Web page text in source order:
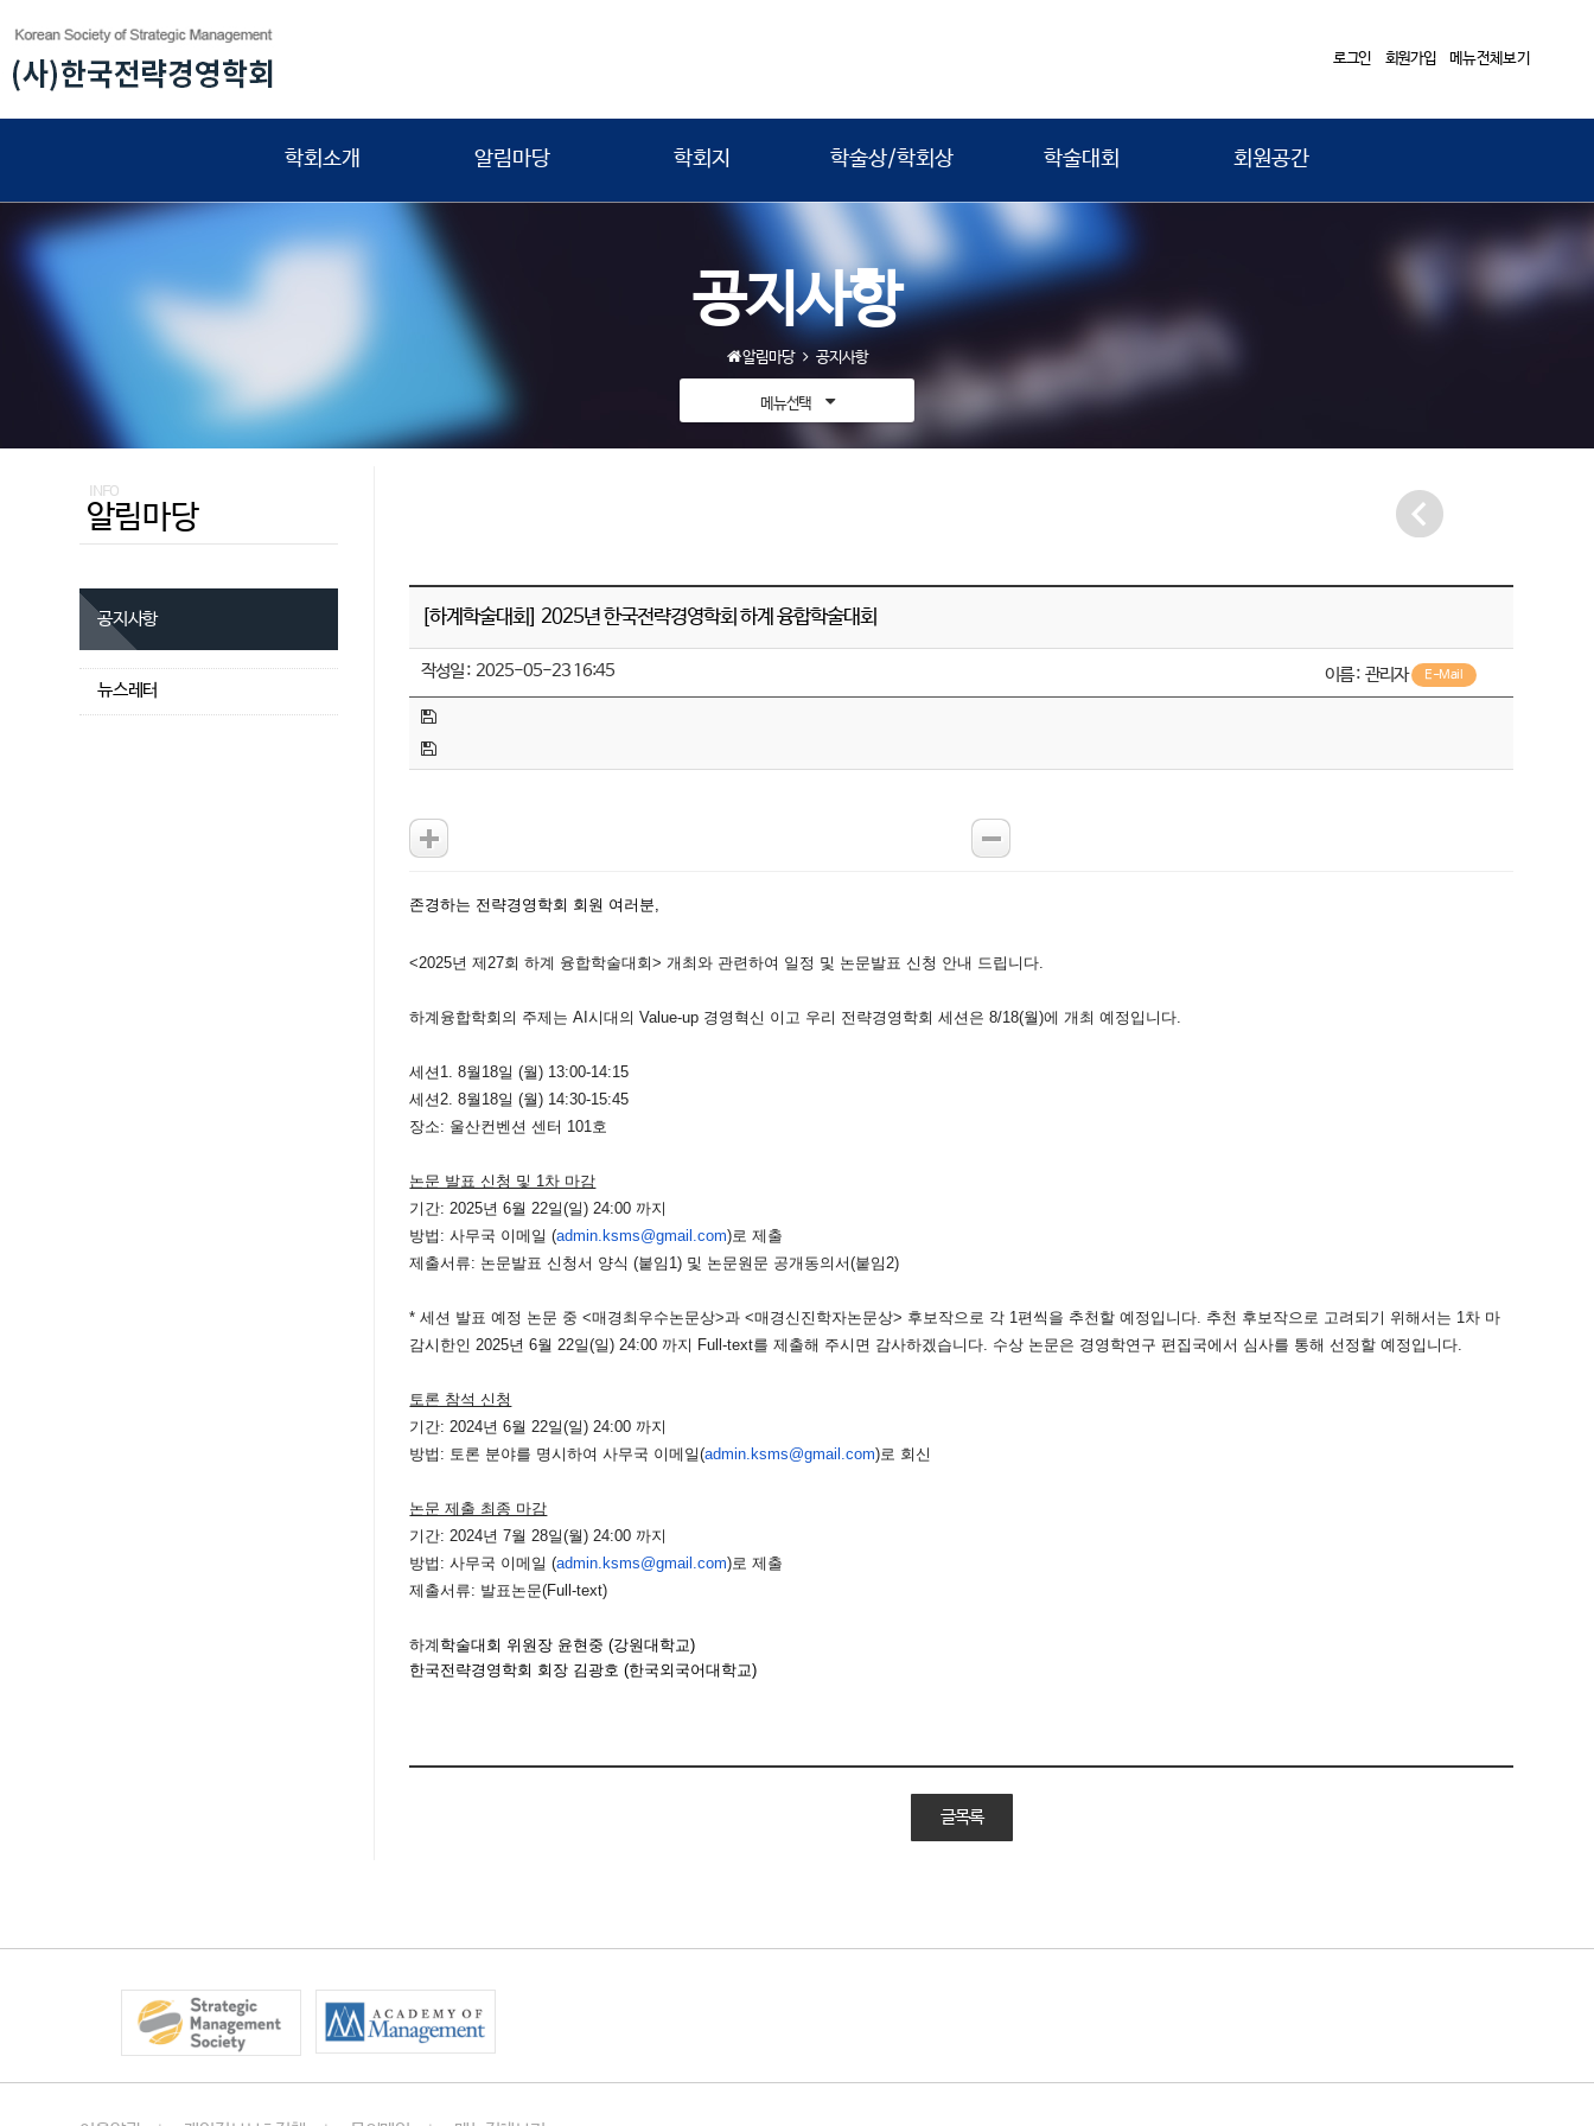
로그인 회원가입 메뉴전체보기
학회소개 알림마당 학회지 학술상/학회상 학술대회 회원공간
공지사항
알림마당 공지사항
메뉴선택
INFO
알림마당
공지사항
뉴스레터
[하계학술대회] 2025년 한국전략경영학회 하계 융합학술대회
작성일 : 2025-05-23 16:45 이름 : 관리자 E-Mail
존경하는 전략경영학회 회원 여러분
<2025년 제27회 하계 융합학술대회> 개최와 관련하여 일정 및 논문발표 신청 안내 드립니다.
하계융합학회의 주제는 AI시대의 Value-up 경영혁신 이고 우리 전략경 영학회 세션은 8/18(월)에 개최 예정입니다.
세션1.
8월18일 (월) 13:00-14:15
세션2.8월18일 (월) 14:30-15:45
장소: 울산컨벤션 센터 101호
논문 발표 신청 및 1차 마감
기간: 2025년 6월 22일(일) 24:00 까지
방법: 사무국 이메일 (admin.ksms@gmail.com)로 제출
제출서류: 논문발표 신청서 양식(붙임1) 및 논문원문 공개동의서(붙임2)
* 세션 발표 예정 논문 중 <매경최우수논문상>과 <매경신진학자논문상> 후보작으로 각 1편씩을 추천할 예정입니다. 추천 후보작으로 고려되기 위해서는 1차 마
감시한인 2025년 6월 22일(일) 24:00 까지 Full-text를 제출해 주시면 감사하겠습니다. 수상 논문은 경영학연구 편집국에서 심사를 통해 선정할 예정입니다.
토론 참석 신청
기간: 2024년 6월 22일(일) 24:00 까지
방법: 토론 분야를 명시하여 사무국 이메일(admin.ksms@gmail.com)로 회신
논문 제출 최종 마감
기간: 2024년 7월 28일(월) 24:00 까지
방법: 사무국 이메일 (admin.ksms@gmail.com)로 제출
제출서류: 발표논문(Full-text)
하계 학술대회 위원장 윤현중 (강원대학교)
한국전략경영학회 회장 김광호 (한국외국어대학교)
글목록